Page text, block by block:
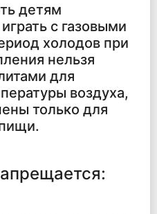
детям
с газовыми
холодов при
нельзя
для
воздуха,
только для